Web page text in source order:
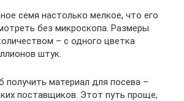
семя настолько мелкое, что его
без микроскопа. Размеры
– с одного цветка
штук.
получить материал для посева –
поставщиков. Этот путь проще,